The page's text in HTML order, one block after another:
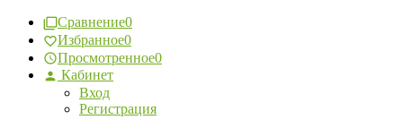
Сравнение0
Избранное0
Просмотренное0
Кабинет
Вход
Регистрация